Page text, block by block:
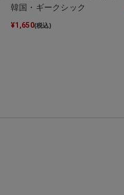
韓国・ギークシック
¥1,650(税込)